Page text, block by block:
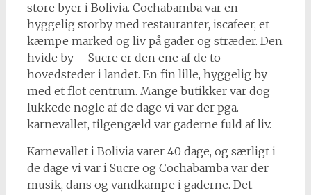
store byer i Bolivia. Cochabamba var en
hyggelig storby med restauranter, iscafeer, et
kæmpe marked og liv på gader og stræder. Den
hvide by – Sucre er den ene af de to
hovedsteder i landet. En fin lille, hyggelig by
med et flot centrum. Mange butikker var dog
lukkede nogle af de dage vi var der pga.
karnevallet, tilgengæld var gaderne fuld af liv.
Karnevallet i Bolivia varer 40 dage, og særligt i
de dage vi var i Sucre og Cochabamba var der
musik, dans og vandkampe i gaderne. Det